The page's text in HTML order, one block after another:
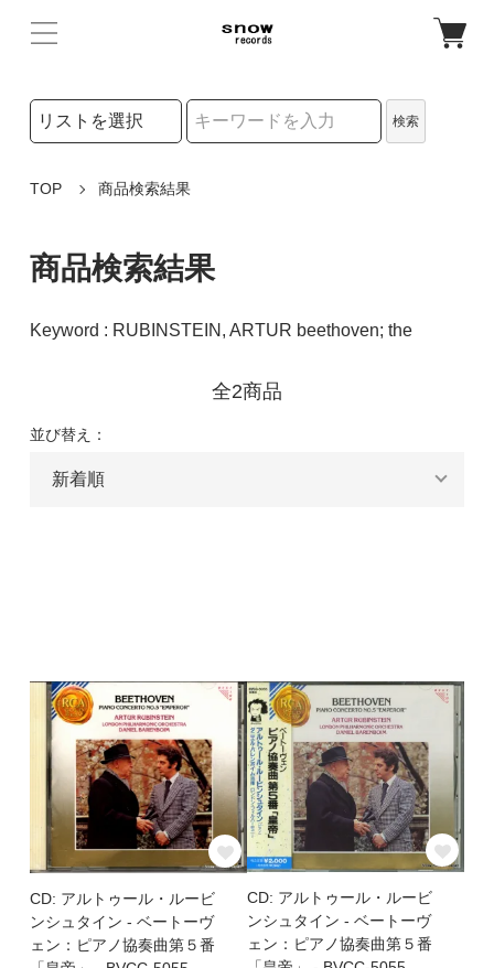
検索リストの選択
検索
TOP 商品検索結果
商品検索結果
Keyword : RUBINSTEIN, ARTUR beethoven; the
全2商品
並び替え：
CD: アルトゥール・ルービ
ンシュタイン - ベートーヴ
ェン：ピアノ協奏曲第５番
CD: アルトゥール・ルービ
ンシュタイン - ベートーヴ
ェン：ピアノ協奏曲第５番